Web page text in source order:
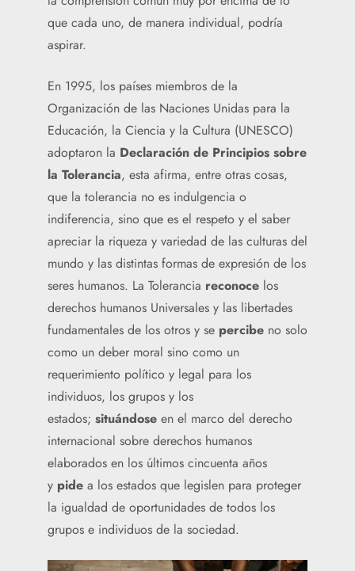
que cada uno, de manera individual, podría
aspirar.
En 1995, los países miembros de la
Organización de las Naciones Unidas para la
Educación, la Ciencia y la Cultura (UNESCO)
adoptaron la Declaración de Principios sobre
la Tolerancia, esta afirma, entre otras cosas,
que la tolerancia no es indulgencia o
indiferencia, sino que es el respeto y el saber
apreciar la riqueza y variedad de las culturas del
mundo y las distintas formas de expresión de los
seres humanos. La Tolerancia reconoce los
derechos humanos Universales y las libertades
fundamentales de los otros y se percibe no solo
como un deber moral sino como un
requerimiento político y legal para los
individuos, los grupos y los
estados; situándose en el marco del derecho
internacional sobre derechos humanos
elaborados en los últimos cincuenta años
y pide a los estados que legislen para proteger
la igualdad de oportunidades de todos los
grupos e individuos de la sociedad.